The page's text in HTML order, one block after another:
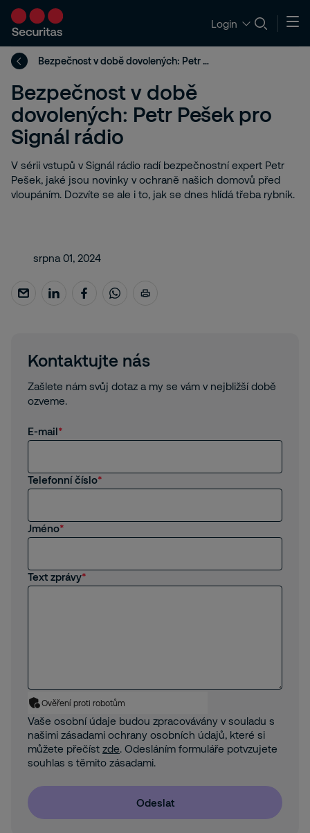
Login
Bezpečnost v době dovolených: Petr Pešek pro Signál rádio
Bezpečnost v době
dovolených: Petr Pešek pro
Signál rádio
V sérii vstupů v Signál rádio radí bezpečnostní expert Petr
Pešek, jaké jsou novinky v ochraně našich domovů před
vloupáním. Dozvíte se ale i to, jak se dnes hlídá třeba rybník.
srpna 01, 2024
Kontaktujte nás
Zašlete nám svůj dotaz a my se vám v nejbližší době
ozveme.
E-mail
Telefonní číslo
Jméno
Text zprávy
Ověření proti robotům
Vaše osobní údaje budou zpracovávány v souladu s
našimi zásadami ochrany osobních údajů, které si
můžete přečíst zde. Odesláním formuláře potvzujete
souhlas s těmito zásadami.
Odeslat